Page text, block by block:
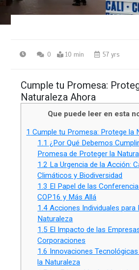
0 10 min 57 yrs
Cumple tu Promesa:
Naturaleza Ahora
Que puede leer en esta
1 Cumple tu Promesa: Protege la
1.1 ¿Por Qué Debemos
Promesa de Proteger la
1.2 La Urgencia de la Acción:
Climáticos y Biodiversidad
1.3 El Papel de las
COP16 y Más Allá
1.4 Acciones Individuales para
Naturaleza
1.5 El Impacto de las
Corporaciones
1.6 Innovaciones
la Naturaleza